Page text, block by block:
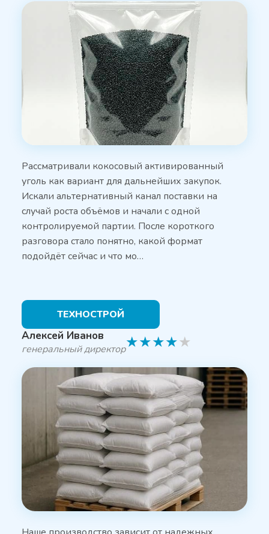
Рассматривали кокосовый активированный
уголь как вариант для дальнейших закупок.
Искали альтернативный канал поставки на
случай роста объёмов и начали с одной
контролируемой партии. После короткого
разговора стало понятно, какой формат
подойдёт сейчас и что мо…
ТЕХНОСТРОЙ
Алексей Иванов
генеральный директор★★★★★